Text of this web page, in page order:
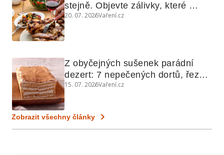
stejně. Objevte zálivky, které
využijete i na maso, nudle nebo
20. 07. 2026Vaření.cz
Z obyčejných sušenek parádní
dezert: 7 nepečených dortů, řezů
a koláčů
15. 07. 2026Vaření.cz
Zobrazit všechny články